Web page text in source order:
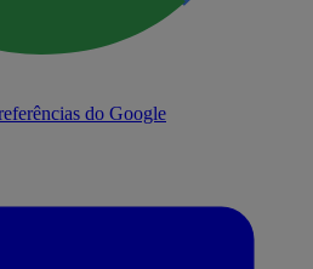
do Google